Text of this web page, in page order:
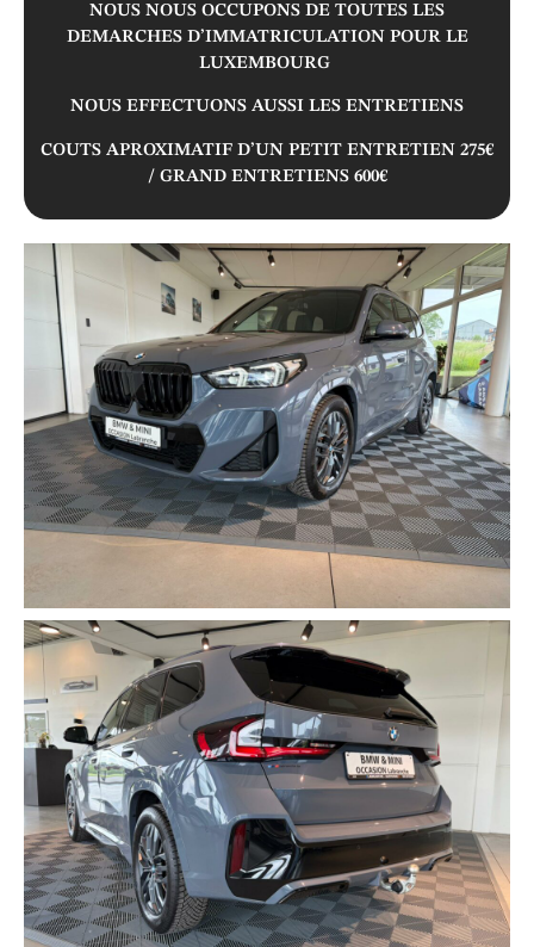
NOUS NOUS OCCUPONS DE TOUTES LES
DEMARCHES D’IMMATRICULATION POUR LE
LUXEMBOURG
NOUS EFFECTUONS AUSSI LES ENTRETIENS
COUTS APROXIMATIF D’UN PETIT ENTRETIEN 275€
/ GRAND ENTRETIENS 600€